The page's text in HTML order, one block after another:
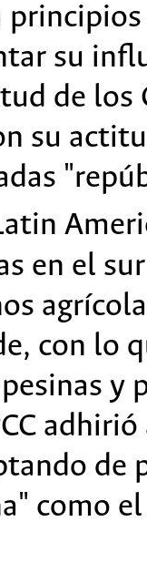
su
de
su
en el
con lo
y
de
como